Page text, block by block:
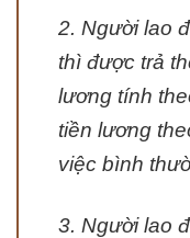
2. Người lao
thì được trả
lương tính
tiền lương
việc bình
3. Người lao